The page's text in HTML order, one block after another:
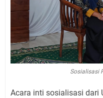
Sosialisasi
Acara inti sosialisasi dari